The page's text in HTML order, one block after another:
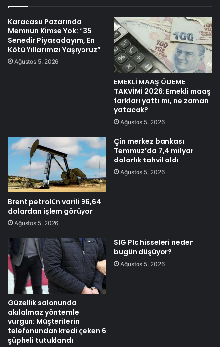
Karacasu Pazarında
Memnun Kimse Yok: “35
Senedir Piyasadayım, En
Kötü Yıllarımızı Yaşıyoruz”
Ağustos 5, 2026
EMEKLİ MAAŞ ÖDEME
TAKVİMİ 2026: Emekli maaş
farkları yattı mı, ne zaman
yatacak?
Ağustos 5, 2026
Brent petrolün varili 96,64
dolardan işlem görüyor
Ağustos 5, 2026
Çin merkez bankası
Temmuz’da 7,4 milyar
dolarlık tahvil aldı
Ağustos 5, 2026
Güzellik salonunda
akılalmaz yöntemle
vurgun: Müşterilerin
telefonundan kredi çeken 6
şüpheli tutuklandı
SIG Plc hisseleri neden
bugün düşüyor?
Ağustos 5, 2026